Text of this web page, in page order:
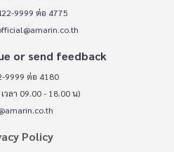
9999 ต่อ 4775
or send feedback
9999 ต่อ 4180
วลา 09.00 - 18.00 น)
Policy